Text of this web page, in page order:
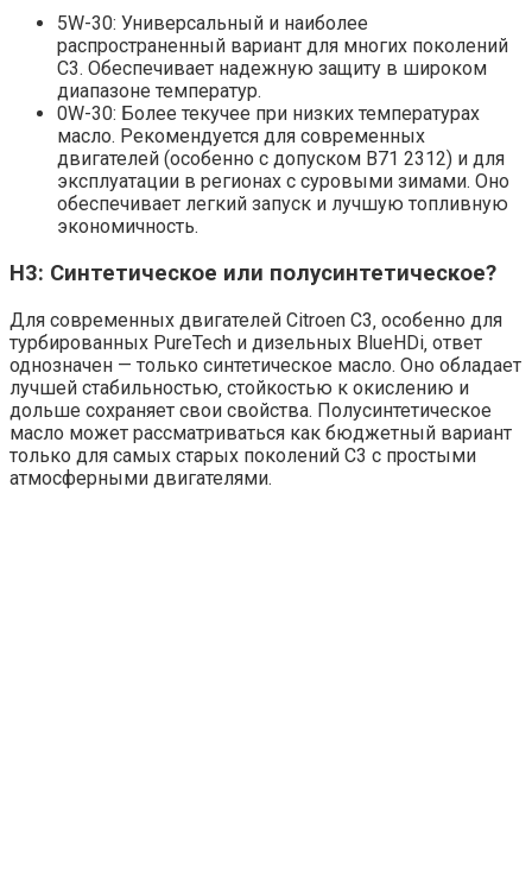
5W-30: Универсальный и наиболее
распространенный вариант для многих поколений
C3. Обеспечивает надежную защиту в широком
диапазоне температур.
0W-30: Более текучее при низких температурах
масло. Рекомендуется для современных
двигателей (особенно с допуском B71 2312) и для
эксплуатации в регионах с суровыми зимами. Оно
обеспечивает легкий запуск и лучшую топливную
экономичность.
H3: Синтетическое или полусинтетическое?
Для современных двигателей Citroen C3‚ особенно для
турбированных PureTech и дизельных BlueHDi‚ ответ
однозначен — только синтетическое масло. Оно обладает
лучшей стабильностью‚ стойкостью к окислению и
дольше сохраняет свои свойства. Полусинтетическое
масло может рассматриваться как бюджетный вариант
только для самых старых поколений C3 с простыми
атмосферными двигателями.